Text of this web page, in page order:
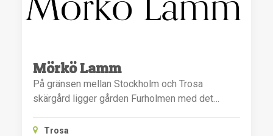
Mörkö Lamm
På gränsen mellan Stockholm och Trosa
skärgård ligger gården Furholmen med det…
Trosa